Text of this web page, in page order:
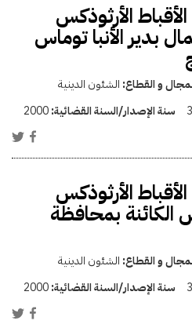
الأرثوذكس
بدير الأنبا توماس
و القطاع: الشئون الدينية
سنة الإصدار/السنة القضائية:2000
الأرثوذكس
بمحافظة
و القطاع: الشئون الدينية
سنة الإصدار/السنة القضائية:2000